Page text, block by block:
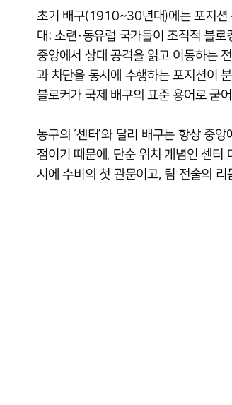
초기 배구(1910~30년대)에는 포지션
대: 소련·동유럽 국가들이 조직적 블로
중앙에서 상대 공격을 읽고 이동하는
과 차단을 동시에 수행하는 포지션이
블로커가 국제 배구의 표준 용어로 굳
농구의 ‘센터’와 달리 배구는 항상 중
점이기 때문에, 단순 위치 개념인 센터
시에 수비의 첫 관문이고, 팀 전술의